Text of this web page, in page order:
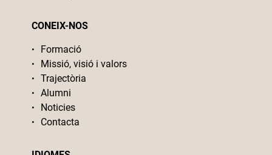
CONEIX-NOS
Formació
Missió, visió i valors
Trajectòria
Alumni
Noticies
Contacta